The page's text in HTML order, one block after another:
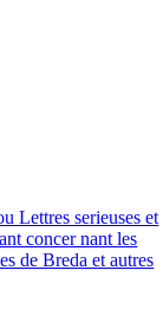
Lettres serieuses et
concer nant les
de Breda et autres